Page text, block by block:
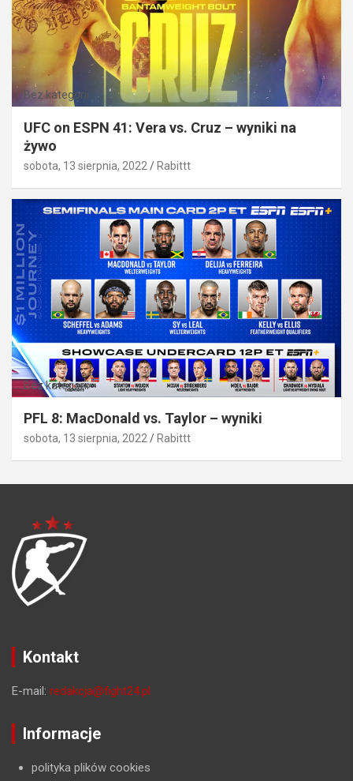
Bez kategorii
UFC on ESPN 41: Vera vs. Cruz – wyniki na
żywo
sobota, 13 sierpnia, 2022 Rabittt
Bez kategorii
PFL 8: MacDonald vs. Taylor – wyniki
sobota, 13 sierpnia, 2022 Rabittt
Kontakt
E-mail: redakcja@fight24.pl
Informacje
polityka plików cookies